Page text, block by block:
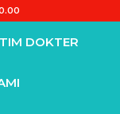
TIM DOKTER